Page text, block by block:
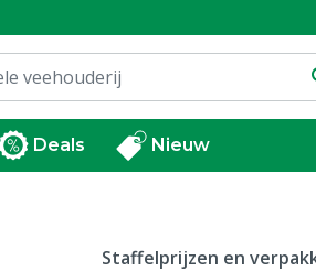
Deals Nieuw
Staffelprijzen en